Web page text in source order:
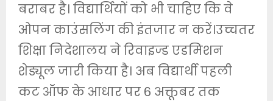
बराबर है। विद्यार्थियों को भी चाहिए कि वे
ओपन काउंसलिंग की इंतजार न करें।उच्चतर
शिक्षा निदेशालय ने रिवाइज्ड एडमिशन
शेड्यूल जारी किया है। अब विद्यार्थी पहली
कट ऑफ के आधार पर 6 अक्तूबर तक